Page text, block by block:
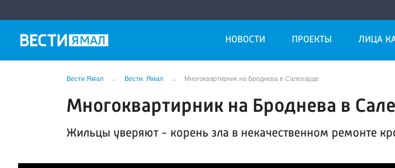
НОВОСТИ ПРОЕКТЫ ЛИЦА
Вести Ямал Вести. Ямал Многоквартирник на Броднева в Салехарде
Многоквартирник на Броднева в
Жильцы уверяют - корень зла в некачественном ремонте